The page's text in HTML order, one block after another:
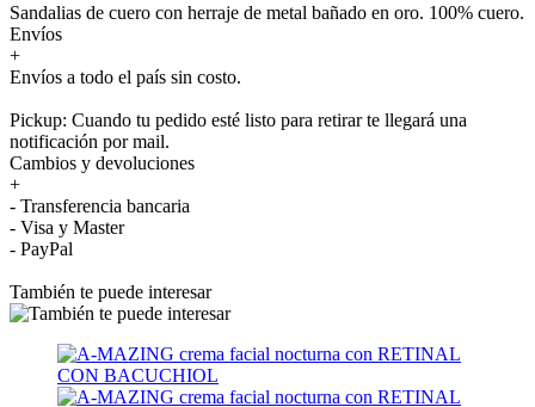
Sandalias de cuero con herraje de metal bañado en oro. 100% cuero.
Envíos
+
Envíos a todo el país sin costo.
Pickup: Cuando tu pedido esté listo para retirar te llegará una
notificación por mail.
Cambios y devoluciones
+
- Transferencia bancaria
- Visa y Master
- PayPal
También te puede interesar